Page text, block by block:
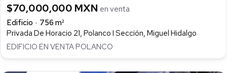
$70,000,000 MXN en venta
Edificio
756 m²
Privada De Horacio 21, Polanco I Sección, Miguel Hidalgo
EDIFICIO EN VENTA POLANCO